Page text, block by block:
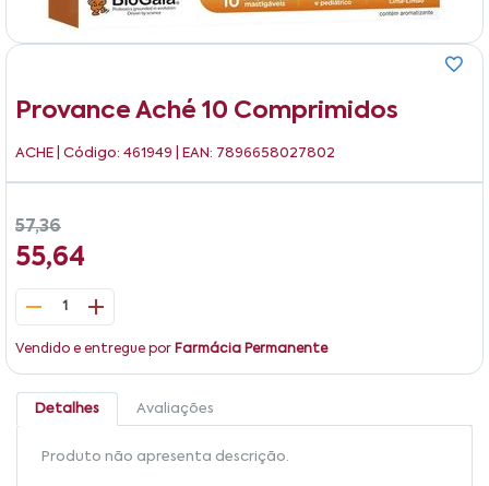
Provance Aché 10 Comprimidos
ACHE | Código: 461949 | EAN: 7896658027802
57,36
55,64
1
Vendido e entregue por Farmácia Permanente
Detalhes Avaliações
Produto não apresenta descrição.